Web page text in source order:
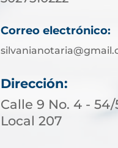
Correo electrónico:
Dirección:
Calle 9 No. 4 -
Local 207